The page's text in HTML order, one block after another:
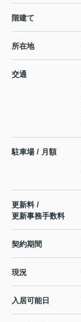
階建て
所在地
交通
駐車場 / 月額
更新料 /
更新事務手数料
契約期間
現況
入居可能日